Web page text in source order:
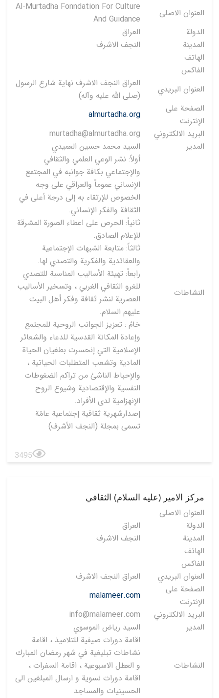
العنوان الاصلی
Al-Murtadha Fonndation For Culture
And Guidance
الدولة
العراق
المدينة
النجف الاشرف
الهاتف
الفاكس
العنوان البريدي
العراق النجف الاشرف نهاية شارع الرسول
(صلى الله عليه وآله)
الصفحة على
الإنترنت
almurtadha.org
البريد الالكتروني
murtadha@almurtadha.org
المدير
السيد محمد حسين العميدي
النشاطات
أولاً: نشر الوعي العلمي والثقافي
والإجتماعي بكافة جوانبه في المجتمع
الإنساني عموماً والعراقي على وجه
الخصوص للإرتقاء به إلى درجة أعلى في
الثقافة والفكر الإنساني.
ثانياً: الحرص على اعطاء الصورة المشرقة
للإعلام الصادق.
ثالثاً: متابعة الشبهات الإجتماعية
والعقائدية والفكرية والتصدي لها.
رابعاً: تهيئة الأساليب المناسبة للتصدي
للغرو الثقافي الغربي ، وتسخير الأساليب
العصرية لنشر ثقافة وفكر أهل البيت
عليهم السلام.
خامً : تعزيز الجوانب الروحية للمجتمع
وإعادة المكانة القدسية للدعاء والشعائر
الإسلامية التي إنحسرت بطغيان الحياة
المادية وتشعب المتطلبات الحياتية ،
والإحباط الناشئ من تراكم الضغوطات
النفسية والإقتصادية وشيوع الروح
الإنهزامية لدى الأفراد.
إصدارشهرية ثقافية إجتماعية عامّة
تسمى بمجلة (النجف الأشرف)
3495
مركز الامير (عليه السلام) الثقافي
العنوان الاصلی
الدولة
العراق
المدينة
النجف الاشرف
الهاتف
الفاكس
العنوان البريدي
العراق النجف الاشرف
الصفحة على
الإنترنت
malameer.com
البريد الالكتروني
info@malameer.com
المدير
السيد رياض الموسوي
النشاطات
اقامة دورات صيفية للتلاميذ ، اقامة
نشاطات تبليغية في شهر رمضان المبارك
و العطل الاسبوعية ، اقامة السفرات ،
اقامة دورات نسوية و ارسال المبلغين الى
الحسينيات والمساجد